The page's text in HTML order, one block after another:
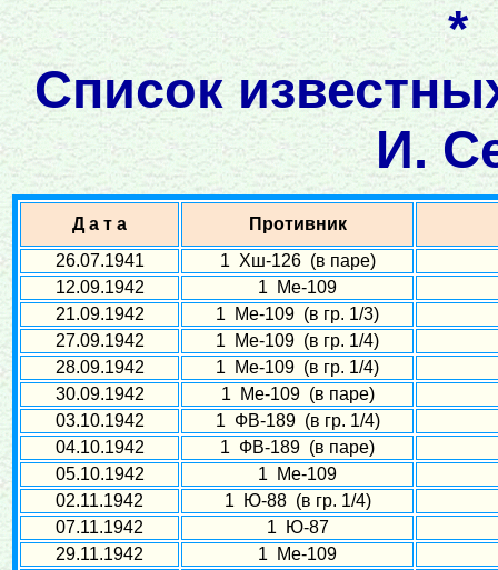
Список
И.
Д а т а
Противник
26.07.1941
1 Хш-126 (в паре)
12.09.1942
1 Ме-109
21.09.1942
1 Ме-109 (в гр. 1/3)
27.09.1942
1 Ме-109 (в гр. 1/4)
28.09.1942
1 Ме-109 (в гр. 1/4)
30.09.1942
1 Ме-109 (в паре)
03.10.1942
1 ФВ-189 (в гр. 1/4)
04.10.1942
1 ФВ-189 (в паре)
05.10.1942
1 Ме-109
02.11.1942
1 Ю-88 (в гр. 1/4)
07.11.1942
1 Ю-87
29.11.1942
1 Ме-109